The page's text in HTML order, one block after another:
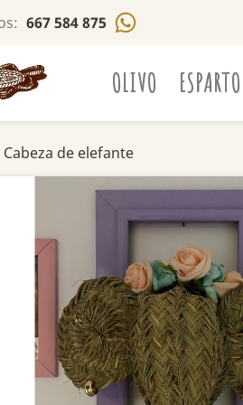
667 584 875
OLIVO ESPARTO
Cabeza de elefante